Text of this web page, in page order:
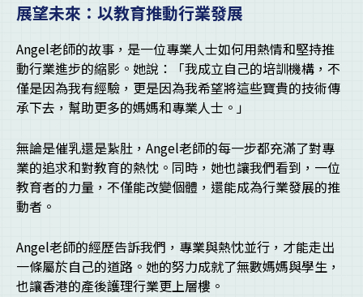
展望未來：以教育推動行業發展
Angel老師的故事，是一位專業人士如何用熱情和堅持推
動行業進步的縮影。她說：「我成立自己的培訓機構，不
僅是因為我有經驗，更是因為我希望將這些寶貴的技術傳
承下去，幫助更多的媽媽和專業人士。」
無論是催乳還是紥肚，Angel老師的每一步都充滿了對專
業的追求和對教育的熱忱。同時，她也讓我們看到，一位
教育者的力量，不僅能改變個體，還能成為行業發展的推
動者。
Angel老師的經歷告訴我們，專業與熱忱並行，才能走出
一條屬於自己的道路。她的努力成就了無數媽媽與學生，
也讓香港的產後護理行業更上層樓。